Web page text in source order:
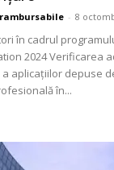
- 8
în cadrul
2024 Verificarea
a aplicațiilor depuse
în...